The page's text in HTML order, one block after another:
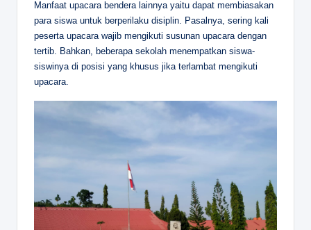
Manfaat upacara bendera lainnya yaitu dapat membiasakan
para siswa untuk berperilaku disiplin. Pasalnya, sering kali
peserta upacara wajib mengikuti susunan upacara dengan
tertib. Bahkan, beberapa sekolah menempatkan siswa-
siswinya di posisi yang khusus jika terlambat mengikuti
upacara.